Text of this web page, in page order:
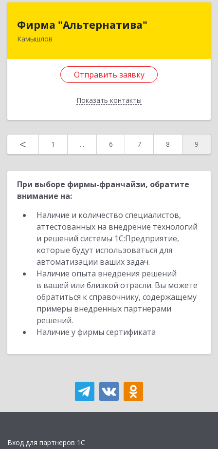
Фирма "Альтернатива"
Камышлов
Отправить заявку
Показать контакты
624860, Свердловская обл, Камышлов г, Ленина
Отправить заявку
Назад
< 1 ... 6 7 8 9
При выборе фирмы-франчайзи, обратите
внимание на:
Наличие и количество специалистов,
аттестованных на внедрение технологий
и решений системы 1С:Предприятие,
которые будут использоваться для
автоматизации ваших задач.
Наличие опыта внедрения решений
в вашей или близкой отрасли. Вы можете
обратиться к справочнику, содержащему
примеры внедренных партнерами
решений.
Наличие у фирмы сертификата
Вход для партнеров 1С